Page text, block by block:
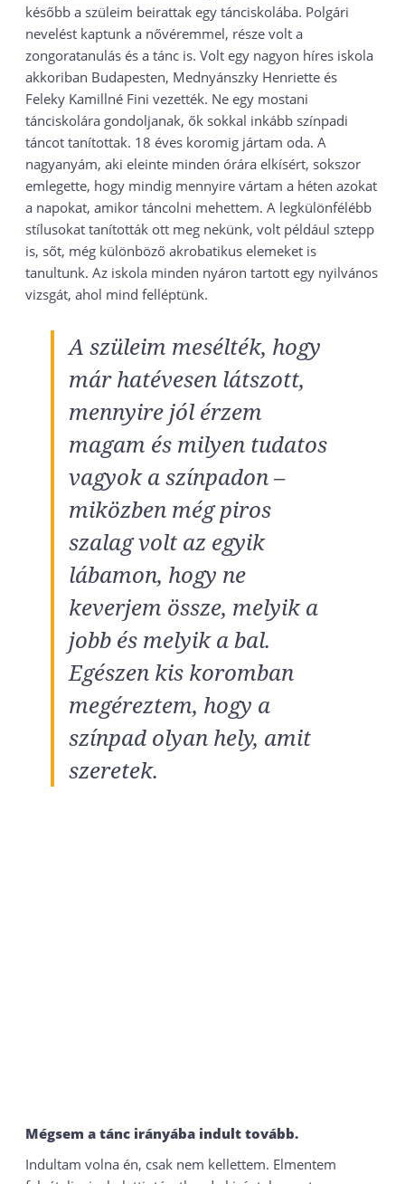
később a szüleim beirattak egy tánciskolába. Polgári
nevelést kaptunk a nővéremmel, része volt a
zongoratanulás és a tánc is. Volt egy nagyon híres iskola
akkoriban Budapesten, Mednyánszky Henriette és
Feleky Kamillné Fini vezették. Ne egy mostani
tánciskolára gondoljanak, ők sokkal inkább színpadi
táncot tanítottak. 18 éves koromig jártam oda. A
nagyanyám, aki eleinte minden órára elkísért, sokszor
emlegette, hogy mindig mennyire vártam a héten azokat
a napokat, amikor táncolni mehettem. A legkülönfélébb
stílusokat tanították ott meg nekünk, volt például sztepp
is, sőt, még különböző akrobatikus elemeket is
tanultunk. Az iskola minden nyáron tartott egy nyilvános
vizsgát, ahol mind felléptünk.
A szüleim mesélték, hogy
már hatévesen látszott,
mennyire jól érzem
magam és milyen tudatos
vagyok a színpadon –
miközben még piros
szalag volt az egyik
lábamon, hogy ne
keverjem össze, melyik a
jobb és melyik a bal.
Egészen kis koromban
megéreztem, hogy a
színpad olyan hely, amit
szeretek.
Mégsem a tánc irányába indult tovább.
Indultam volna én, csak nem kellettem. Elmentem